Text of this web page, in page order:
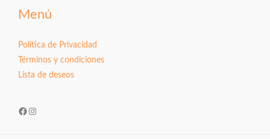
Menú
Política de Privacidad
Términos y condiciones
Lista de deseos
Facebook
Instagram